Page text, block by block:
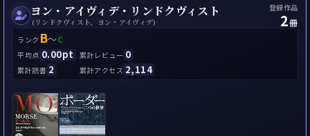
ヨン・アイヴィデ・リンドクヴィスト
(リンドクヴィスト、ヨン・アイヴィデ)
登録作品
2冊
ランク B～C
平均点 0.00pt 累計レビュー 0
累計読書 2 累計アクセス 2,114